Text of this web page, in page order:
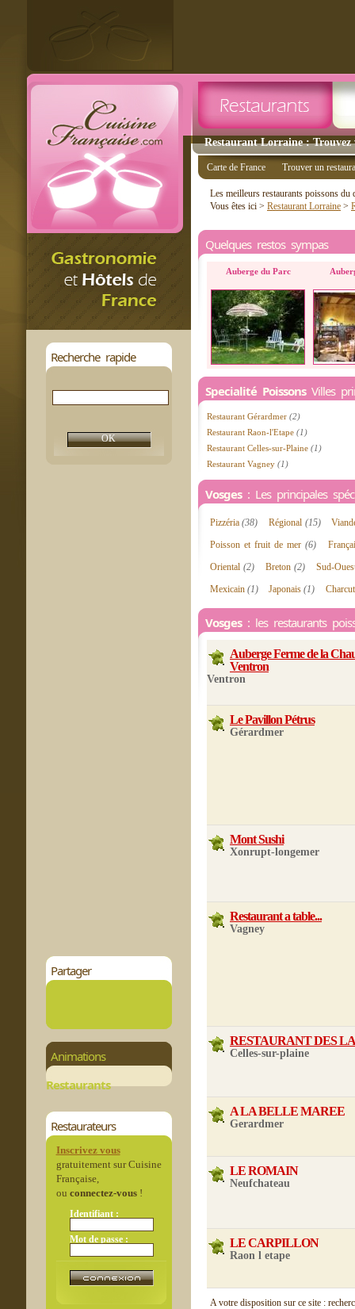
Restaurant Lorraine :
Recherche rapide
Partager
Animations
Restaurants
Restaurateurs
Inscrivez vous
gratuitement sur Cuisine
Française,
ou connectez-vous!
Identifiant :
Mot de passe :
Carte de France Trouver un
Les meilleurs restaurants poissons du
Vous êtes ici > Restaurant Lorraine >
Quelques restos sympas
Auberge du Parc
Specialité PoissonsVilles
Restaurant Gérardmer (2)
Restaurant Raon-l'Etape (1)
Restaurant Celles-sur-Plaine (1)
Restaurant Vagney (1)
Vosges: Les principales
Pizzéria(38) Régional (15)
Poisson et fruit de mer (6)
Oriental (2) Breton(2)
Sud-
Mexicain (1) Japonais(1)
Vosges: les restaurants
Auberge Ferme de la
Ventron
Ventron
Le Pavillon Pétrus
Gérardmer
Mont Sushi
Xonrupt-longemer
Restaurant a table...
Vagney
RESTAURANT DES
Celles-sur-plaine
A LA BELLE MAREE
Gerardmer
LE ROMAIN
Neufchateau
LE CARPILLON
Raon l etape
A votre disposition sur ce site :